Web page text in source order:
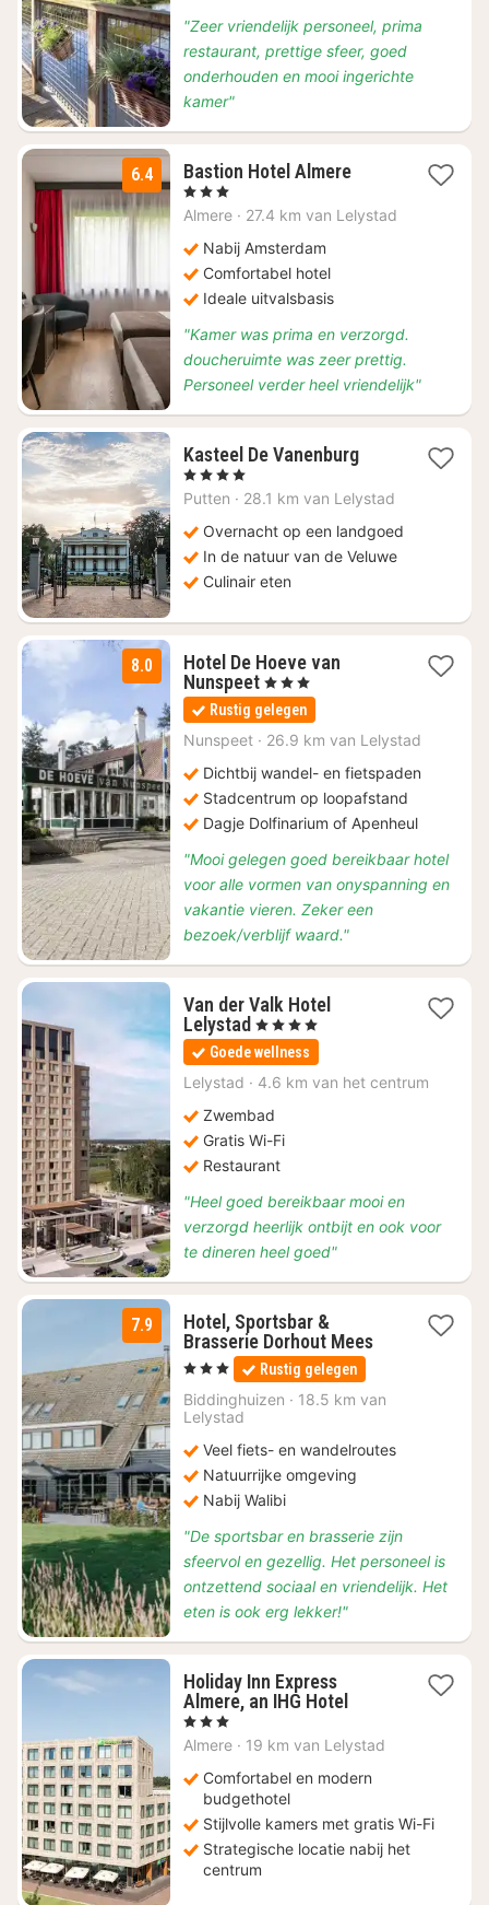
"Zeer vriendelijk personeel, prima
restaurant, prettige sfeer, goed
onderhouden en mooi ingerichte
kamer"
6.4 Bastion Hotel Almere1
vanaf
€
, 3 Sterren
Almere · 27.4 km van Lelystad
Nabij Amsterdam
Comfortabel hotel
Ideale uitvalsbasis
"Kamer was prima en verzorgd.
doucheruimte was zeer prettig.
Personeel verder heel vriendelijk"
Kasteel De Vanenburg1
vanaf
€
74,38
, 4 Sterren
Putten · 28.1 km van Lelystad
Overnacht op een landgoed
In de natuur van de Veluwe
Culinair eten
8.0
Hotel De Hoeve van
Nunspeet1
nacht
vanaf
€
, 3 Sterren
Rustig gelegen
Nunspeet · 26.9 km van Lelystad
Dichtbij wandel- en fietspaden
Stadcentrum op loopafstand
Dagje Dolfinarium of Apenheul
"Mooi gelegen goed bereikbaar hotel
voor alle vormen van onyspanning en
vakantie vieren. Zeker een
bezoek/verblijf waard."
Van der Valk Hotel
Lelystad 1
nacht
vanaf
€
, 4 Sterren
Goede wellness
Lelystad · 4.6 km van het centrum
Zwembad
Gratis Wi-Fi
Restaurant
"Heel goed bereikbaar mooi en
verzorgd heerlijk ontbijt en ook voor
te dineren heel goed"
7.9
Hotel, Sportsbar &
Brasserie Dorhout Mees1
€
, 3 Sterren Rustig gelegen
Biddinghuizen · 18.5 km van
Lelystad
Veel fiets- en wandelroutes
Natuurrijke omgeving
Nabij Walibi
"De sportsbar en brasserie zijn
sfeervol en gezellig. Het personeel is
ontzettend sociaal en vriendelijk. Het
eten is ook erg lekker!"
Holiday Inn Express
Almere, an IHG Hotel1
vanaf
€
84,27
, 3 Sterren
Almere · 19 km van Lelystad
Comfortabel en modern
budgethotel
Stijlvolle kamers met gratis Wi-Fi
Strategische locatie nabij het
centrum